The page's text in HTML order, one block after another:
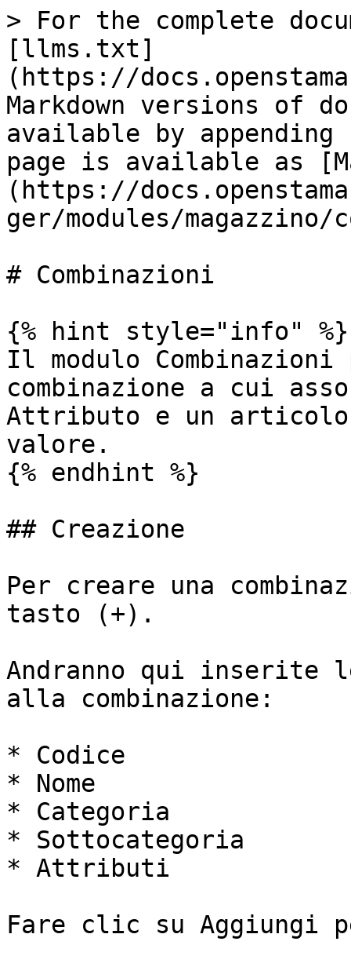
> For the complete
[llms.txt]
(https://
Markdown versions of
available by
page is available as
(https://
ger/modules/magazzino/
# Combinazioni
{% hint style="info" %}
Il modulo
combinazione a cui
Attributo e un articolo
valore.
{% endhint %}
## Creazione
Per creare una
tasto (+).
Andranno qui inserite
alla combinazione:
* Codice
* Nome
* Categoria
* Sottocategoria
* Attributi
Fare clic su Aggiungi